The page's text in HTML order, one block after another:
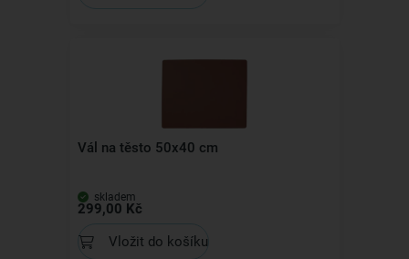
Vál na těsto 50x40 cm
skladem
299,00 Kč
Vložit do košíku